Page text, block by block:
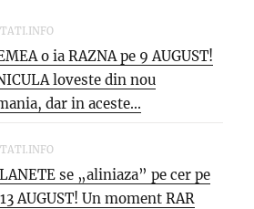
o ia RAZNA pe 9 AUGUST!
loveste din nou
dar in aceste...
se „aliniaza” pe cer pe
AUGUST! Un moment RAR